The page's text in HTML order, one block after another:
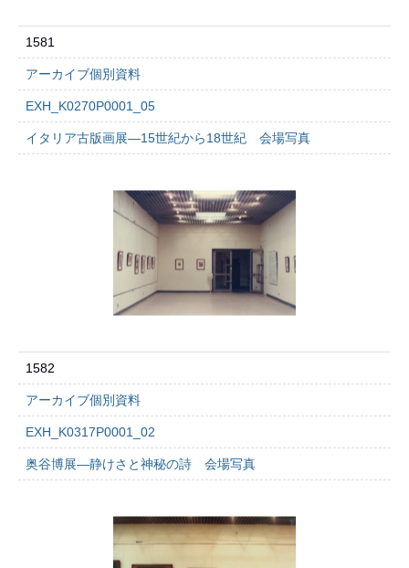
1581
アーカイブ個別資料
EXH_K0270P0001_05
イタリア古版画展―15世紀から18世紀 会場写真
1582
アーカイブ個別資料
EXH_K0317P0001_02
奥谷博展―静けさと神秘の詩 会場写真